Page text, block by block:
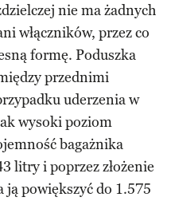
nie ma żadnych
włączników, przez co
formę. Poduszka
przednimi
uderzenia w
wysoki poziom
bagażnika
litry i poprzez złożenie
powiększyć do 1.575